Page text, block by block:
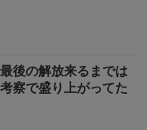
後の解放来るまでは
察で盛り上がってた